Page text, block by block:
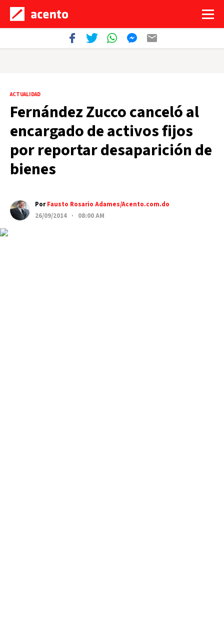
ACTUALIDAD
Fernández Zucco canceló al
encargado de activos fijos
por reportar desaparición de
bienes
PorFausto Rosario Adames/Acento.com.do
26/09/2014 · 08:00 AM